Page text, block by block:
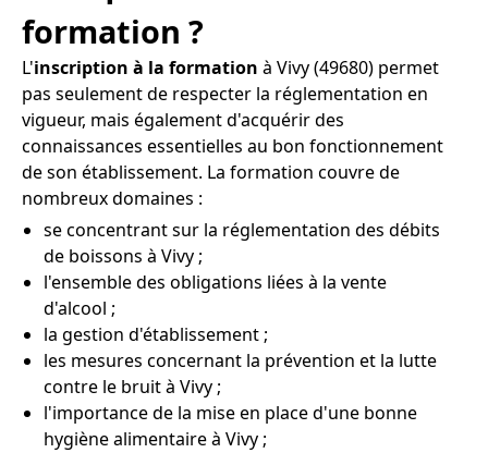
formation ?
L'inscription à la formation à Vivy (49680) permet
pas seulement de respecter la réglementation en
vigueur, mais également d'acquérir des
connaissances essentielles au bon fonctionnement
de son établissement. La formation couvre de
nombreux domaines :
se concentrant sur la réglementation des débits
de boissons à Vivy ;
l'ensemble des obligations liées à la vente
d'alcool ;
la gestion d'établissement ;
les mesures concernant la prévention et la lutte
contre le bruit à Vivy ;
l'importance de la mise en place d'une bonne
hygiène alimentaire à Vivy ;